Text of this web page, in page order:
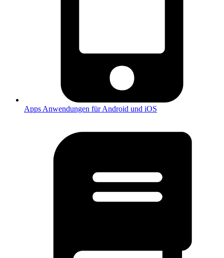
Apps Anwendungen für Android und iOS